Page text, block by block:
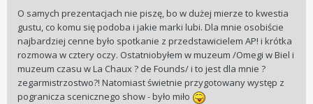
O samych prezentacjach nie piszę, bo w dużej mierze to kwestia
gustu, co komu się podoba i jakie marki lubi. Dla mnie osobiście
najbardziej cenne było spotkanie z przedstawicielem AP! i krótka
rozmowa w cztery oczy. Ostatniobyłem w muzeum /Omegi w Biel i
muzeum czasu w La Chaux ? de Founds/ i to jest dla mnie ?
zegarmistrzostwo?! Natomiast świetnie przygotowany występ z
pogranicza scenicznego show - było miło